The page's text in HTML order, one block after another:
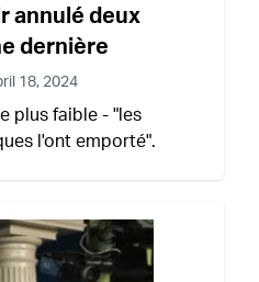
annulé deux
dernière
18, 2024
plus faible - "les
l'ont emporté".